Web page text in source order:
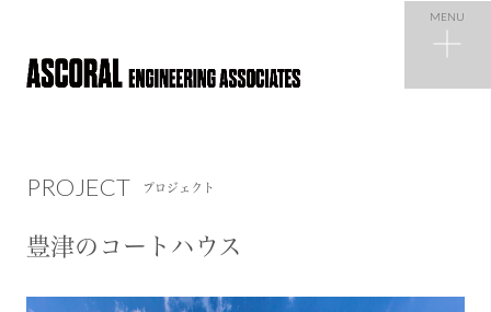
NEWS ニュース
COMPANY 会社概要
RECRUIT 採用情報
MENU
PROJECT プロジェクト
豊津のコートハウス